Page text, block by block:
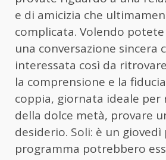
e di amicizia che
complicata. Volendo potete
una conversazione sincera
interessata così da
la comprensione e la
coppia, giornata ideale per
della dolce metà, provare
desiderio. Soli: è un giovedì
programma potrebbero